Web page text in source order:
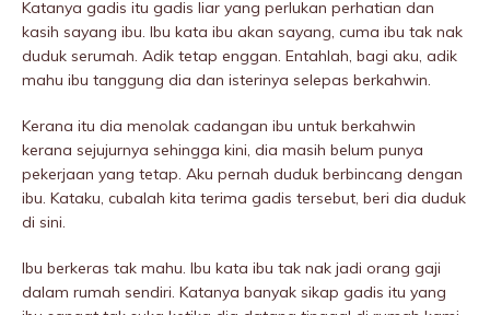
Katanya gadis itu gadis liar yang perIukan perhatian dan
kasih sayang ibu. Ibu kata ibu akan sayang, cuma ibu tak nak
duduk serumah. Adik tetap enggan. Entahlah, bagi aku, adik
mahu ibu tanggung dia dan isterinya selepas berkahwin.
Kerana itu dia menolak cadangan ibu untuk berkahwin
kerana sejujurnya sehingga kini, dia masih belum punya
pekerjaan yang tetap. Aku pernah duduk berbincang dengan
ibu. Kataku, cubalah kita terima gadis tersebut, beri dia duduk
di sini.
Ibu berkeras tak mahu. Ibu kata ibu tak nak jadi orang gaji
dalam rumah sendiri. Katanya banyak sikap gadis itu yang